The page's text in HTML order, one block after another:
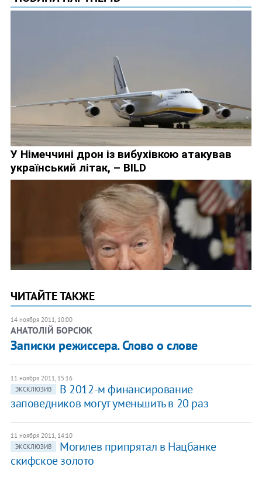
ЧИТАЙТЕ ТАКЖЕ
14 ноября 2011, 10:00
АНАТОЛІЙ БОРСЮК
Записки режиссера. Слово о слове
11 ноября 2011, 15:16
ЭКСКЛЮЗИВ
В 2012-м финансирование
заповедников могут уменьшить в 20 раз
11 ноября 2011, 14:10
ЭКСКЛЮЗИВ
Могилев припрятал в Нацбанке
скифское золото